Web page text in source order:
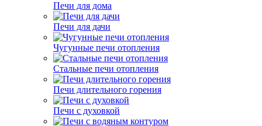
Печи для дома
Печи для дачи
Чугунные печи отопления
Стальные печи отопления
Печи длительного горения
Печи с духовкой